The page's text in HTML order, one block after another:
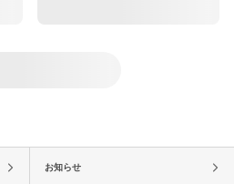
お知らせ